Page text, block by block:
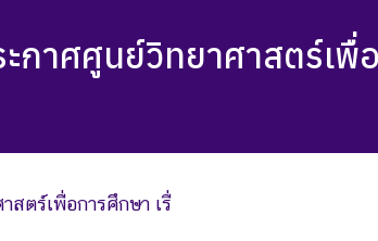
ะกาศศูนย์วิทยาศาสตร์เพื่
สตร์เพื่อการศึกษา เรื่